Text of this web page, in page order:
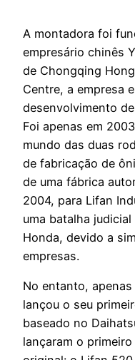
A montadora foi
empresário chinês
de Chongqing
Centre, a empresa
desenvolvimento
Foi apenas em
mundo das duas
de fabricação de
de uma fábrica
2004, para Lifan
uma batalha
Honda, devido a
empresas.
No entanto,
lançou o seu
baseado no
lançaram o